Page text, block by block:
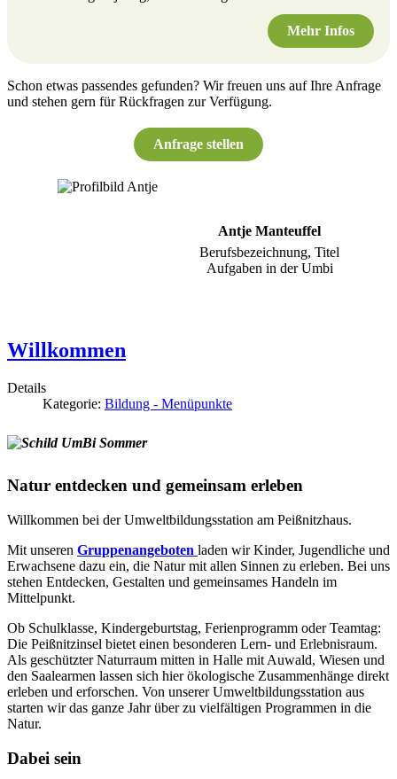
Mehr Infos
Schon etwas passendes gefunden? Wir freuen uns auf Ihre Anfrage
und stehen gern für Rückfragen zur Verfügung.
Anfrage stellen
Antje Manteuffel
Berufsbezeichnung, Titel
Aufgaben in der Umbi
Willkommen
Details
Kategorie: Bildung - Menüpunkte
Natur entdecken und gemeinsam erleben
Willkommen bei der Umweltbildungsstation am Peißnitzhaus.
Mit unseren Gruppenangeboten laden wir Kinder, Jugendliche und
Erwachsene dazu ein, die Natur mit allen Sinnen zu erleben. Bei uns
stehen Entdecken, Gestalten und gemeinsames Handeln im
Mittelpunkt.
Ob Schulklasse, Kindergeburtstag, Ferienprogramm oder Teamtag:
Die Peißnitzinsel bietet einen besonderen Lern- und Erlebnisraum.
Als geschützter Naturraum mitten in Halle mit Auwald, Wiesen und
den Saalearmen lassen sich hier ökologische Zusammenhänge direkt
erleben und erforschen. Von unserer Umweltbildungsstation aus
starten wir das ganze Jahr über zu vielfältigen Programmen in die
Natur.
Dabei sein